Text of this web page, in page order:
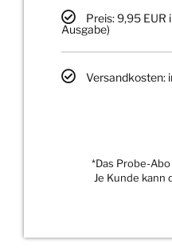
Preis: 9,95 EUR
Ausgabe)
Versandkosten:
*Das Probe-
Je Kunde kann